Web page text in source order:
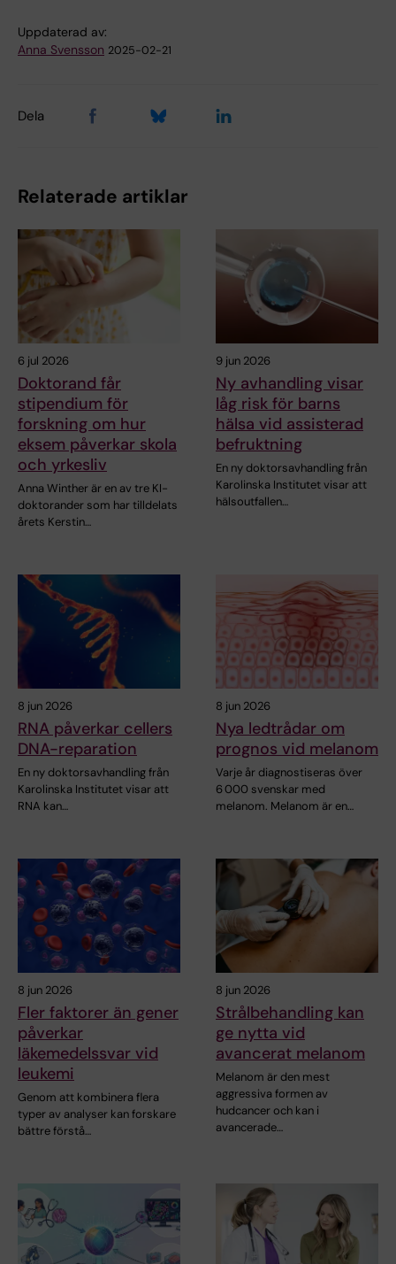
Uppdaterad av:
Anna Svensson 2025-02-21
Dela
Relaterade artiklar
6 jul 2026
Doktorand får
stipendium för
forskning om hur
eksem påverkar skola
och yrkesliv
Anna Winther är en av tre KI-
doktorander som har tilldelats
årets Kerstin…
9 jun 2026
Ny avhandling visar
låg risk för barns
hälsa vid assisterad
befruktning
En ny doktorsavhandling från
Karolinska Institutet visar att
hälsoutfallen…
8 jun 2026
RNA påverkar cellers
DNA-reparation
En ny doktorsavhandling från
Karolinska Institutet visar att
RNA kan…
8 jun 2026
Nya ledtrådar om
prognos vid melanom
Varje år diagnostiseras över
6 000 svenskar med
melanom. Melanom är en…
8 jun 2026
Fler faktorer än gener
påverkar
läkemedelssvar vid
leukemi
Genom att kombinera flera
typer av analyser kan forskare
bättre förstå…
8 jun 2026
Strålbehandling kan
ge nytta vid
avancerat melanom
Melanom är den mest
aggressiva formen av
hudcancer och kan i
avancerade…